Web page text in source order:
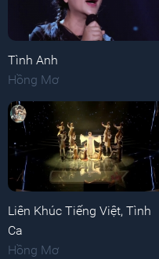
Tình Anh
Hồng Mơ
Liên Khúc Tiếng Việt, Tình
Ca
Hồng Mơ